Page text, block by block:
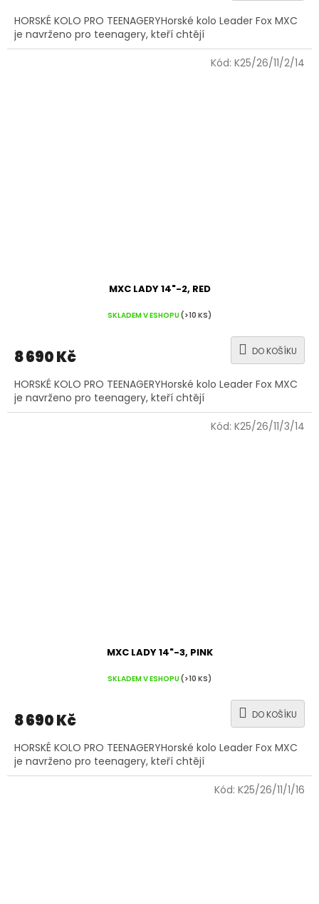
HORSKÉ KOLO PRO TEENAGERYHorské kolo Leader Fox MXC
je navrženo pro teenagery, kteří chtějí
MXC LADY 14"-2, RED
SKLADEM V ESHOPU(>10 KS)
8 690 Kč DO KOŠÍKU
HORSKÉ KOLO PRO TEENAGERYHorské kolo Leader Fox MXC
je navrženo pro teenagery, kteří chtějí
Kód: K25/26/11/2/14
MXC LADY 14"-3, PINK
SKLADEM V ESHOPU(>10 KS)
8 690 Kč DO KOŠÍKU
HORSKÉ KOLO PRO TEENAGERYHorské kolo Leader Fox MXC
je navrženo pro teenagery, kteří chtějí
Kód: K25/26/11/3/14
Kód: K25/26/11/1/16